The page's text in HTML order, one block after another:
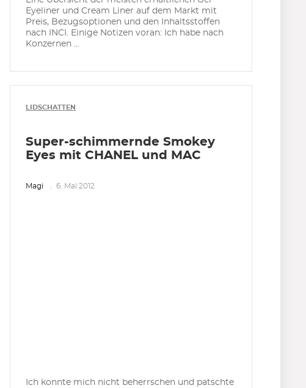
Eyeliner und Cream Liner auf dem Markt mit
Preis, Bezugsoptionen und den Inhaltsstoffen
nach INCI. Einige Notizen voran: Ich habe nach
Konzernen ...
LIDSCHATTEN
Super-schimmernde Smokey
Eyes mit CHANEL und MAC
Magi 6. Mai 2012
Ich konnte mich nicht beherrschen und patschte